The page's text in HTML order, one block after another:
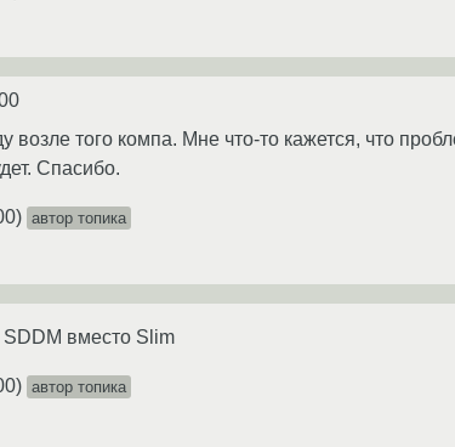
возле того компа. Мне что-то кажется, что
Спасибо.
) автор топика
вместо Slim
) автор топика